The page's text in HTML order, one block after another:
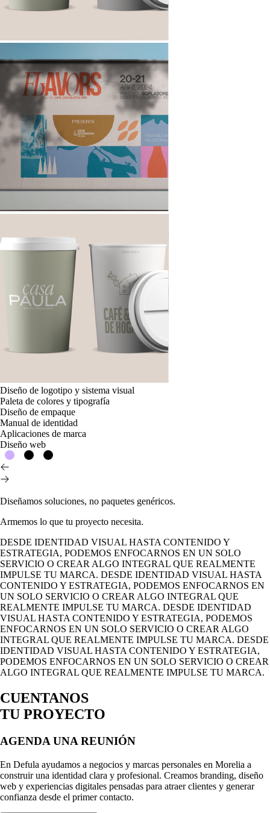
Diseño de logotipo y sistema visual
Paleta de colores y tipografía
Diseño de empaque
Manual de identidad
Aplicaciones de marca
Diseño web
Diseñamos soluciones, no paquetes genéricos.
Armemos lo que tu proyecto necesita.
DESDE IDENTIDAD VISUAL HASTA CONTENIDO Y
ESTRATEGIA, PODEMOS ENFOCARNOS EN UN SOLO
SERVICIO O CREAR ALGO INTEGRAL QUE REALMENTE
IMPULSE TU MARCA. DESDE IDENTIDAD VISUAL HASTA
CONTENIDO Y ESTRATEGIA, PODEMOS ENFOCARNOS EN
UN SOLO SERVICIO O CREAR ALGO INTEGRAL QUE
REALMENTE IMPULSE TU MARCA. DESDE IDENTIDAD
VISUAL HASTA CONTENIDO Y ESTRATEGIA, PODEMOS
ENFOCARNOS EN UN SOLO SERVICIO O CREAR ALGO
INTEGRAL QUE REALMENTE IMPULSE TU MARCA. DESDE
IDENTIDAD VISUAL HASTA CONTENIDO Y ESTRATEGIA,
PODEMOS ENFOCARNOS EN UN SOLO SERVICIO O CREAR
ALGO INTEGRAL QUE REALMENTE IMPULSE TU MARCA.
CUENTANOS
TU PROYECTO
AGENDA UNA REUNIÓN
En Defula ayudamos a negocios y marcas personales en Morelia a
construir una identidad clara y profesional. Creamos branding, diseño
web y experiencias digitales pensadas para atraer clientes y generar
confianza desde el primer contacto.